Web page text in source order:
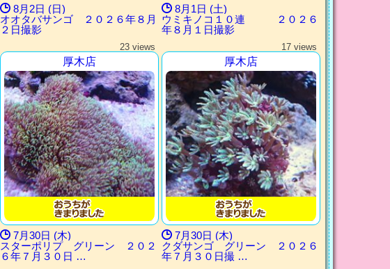
8月2日 (日)
オオタバサンゴ ２０２６年８月
２日撮影
8月1日 (土)
ウミキノコ１０連 ２０２６
年８月１日撮影
23 views
厚木店
7月30日 (木)
スターポリプ グリーン ２０２
６年７月３０日 …
17 views
厚木店
7月30日 (木)
クダサンゴ グリーン ２０２６
年７月３０日撮 …